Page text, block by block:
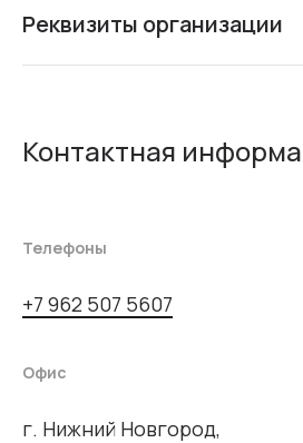
Реквизиты организации
Контактная
Телефоны
+7 962 507 5607
Офис
г. Нижний Новгород,